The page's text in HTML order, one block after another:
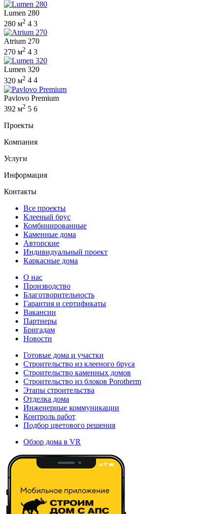
Lumen 280
280 м2 4 3
Atrium 270
270 м2 4 3
Lumen 320
320 м2 4 4
Pavlovo Premium
392 м2 5 6
Проекты
Компания
Услуги
Информация
Контакты
Все проекты
Клееный брус
Комбинированные
Каменные дома
Авторские
Индивидуальный проект
Каркасные дома
О нас
Производство
Благотворительность
Гарантия и сертификаты
Вакансии
Партнеры
Бригадам
Новости
Готовые дома и участки
Строительство из клееного бруса
Строительство каменных домов
Строительство из блоков Porotherm
Этапы строительства
Отделка дома
Инженерные коммуникации
Контроль работ
Подбор цветового решения
Обзор дома в VR